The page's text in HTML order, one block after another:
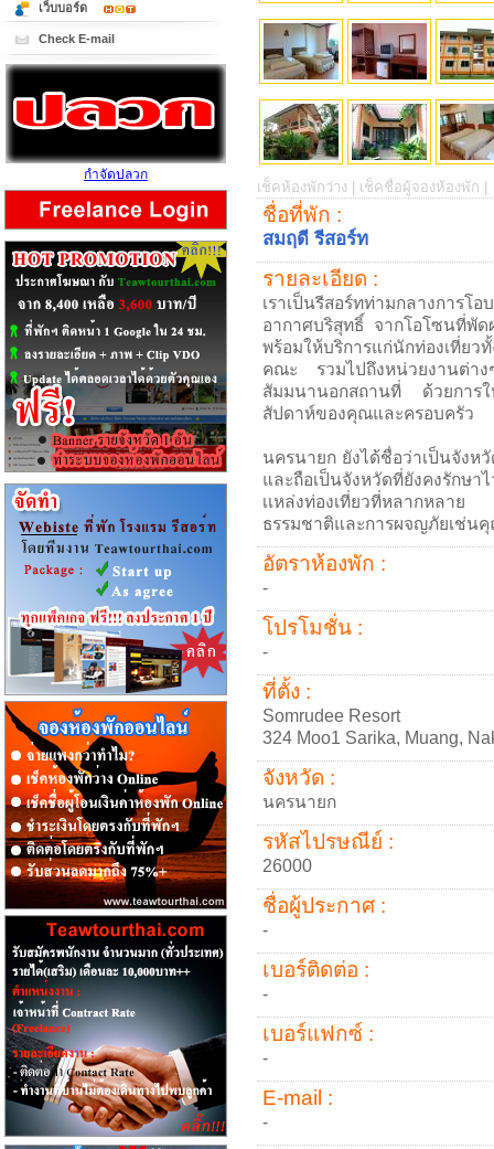
เช็คห้องพักว่าง | เช็คชื่อผู้จองห้องพัก |
ชื่อที่พัก :
สมฤดี รีสอร์ท
รายละเอียด :
เราเป็นรีสอร์ทท่ามกลางการ
อากาศบริสุทธิ์ จากโอโซนที่พั
พร้อมให้บริการแก่นักท่องเที่ยวทั้
คณะ รวมไปถึงหน่วยงานต่าง
สัมมนานอกสถานที่ ด้วยการใ
สัปดาห์ของคุณและครอบครัว
นครนายก ยังได้ชื่อว่าเป็นจัง
และถือเป็นจังหวัดที่ยังคงรักษ
เเหล่งท่องเที่ยวที่หลากหลา
ธรรมชาติและการผจญภัยเช่น
อัตราห้องพัก :
-
โปรโมชั่น :
-
ที่ตั้ง :
Somrudee Resort
324 Moo1 Sarika, Muang,
จังหวัด :
นครนายก
รหัสไปรษณีย์ :
26000
ชื่อผู้ประกาศ :
-
เบอร์ติดต่อ :
-
เบอร์แฟกซ์ :
-
E-mail :
-
เว็บบอร์ด
Check E-mail
กำจัดปลวก